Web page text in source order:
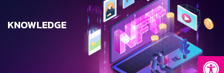
ข่าวสาร
KNOWLEDGE